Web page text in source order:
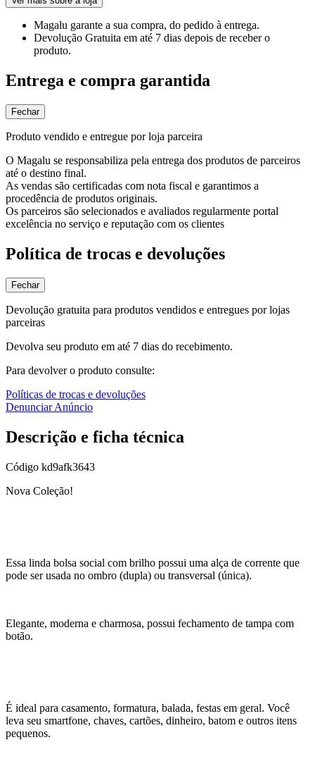
Magalu garante a sua compra, do pedido à entrega.
Devolução Gratuita em até 7 dias depois de receber o
produto.
Entrega e compra garantida
Fechar
Produto vendido e entregue por loja parceira
O Magalu se responsabiliza pela entrega dos produtos de parceiros
até o destino final.
As vendas são certificadas com nota fiscal e garantimos a
procedência de produtos originais.
Os parceiros são selecionados e avaliados regularmente portal
excelência no serviço e reputação com os clientes
Política de trocas e devoluções
Fechar
Devolução gratuita para produtos vendidos e entregues por lojas
parceiras
Devolva seu produto em até 7 dias do recebimento.
Para devolver o produto consulte:
Políticas de trocas e devoluções
Denunciar Anúncio
Descrição e ficha técnica
Código kd9afk3643
Nova Coleção!
Essa linda bolsa social com brilho possui uma alça de corrente que
pode ser usada no ombro (dupla) ou transversal (única).
Elegante, moderna e charmosa, possui fechamento de tampa com
botão.
É ideal para casamento, formatura, balada, festas em geral. Você
leva seu smartfone, chaves, cartões, dinheiro, batom e outros itens
pequenos.